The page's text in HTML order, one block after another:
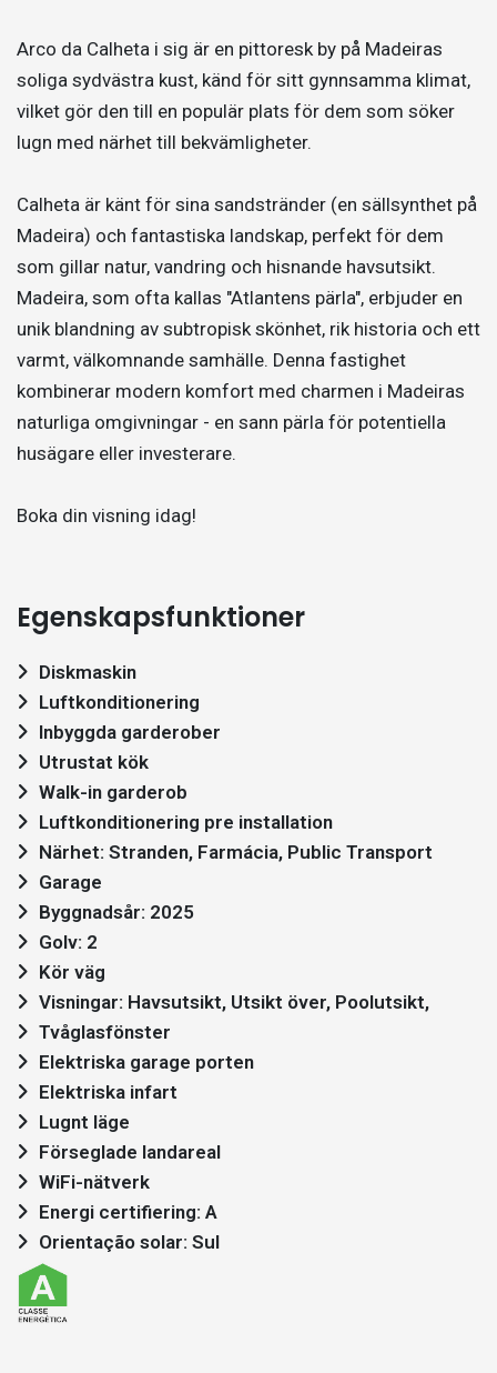
Arco da Calheta i sig är en pittoresk by på Madeiras
soliga sydvästra kust, känd för sitt gynnsamma klimat,
vilket gör den till en populär plats för dem som söker
lugn med närhet till bekvämligheter.
Calheta är känt för sina sandstränder (en sällsynthet på
Madeira) och fantastiska landskap, perfekt för dem
som gillar natur, vandring och hisnande havsutsikt.
Madeira, som ofta kallas "Atlantens pärla", erbjuder en
unik blandning av subtropisk skönhet, rik historia och ett
varmt, välkomnande samhälle. Denna fastighet
kombinerar modern komfort med charmen i Madeiras
naturliga omgivningar - en sann pärla för potentiella
husägare eller investerare.
Boka din visning idag!
Egenskapsfunktioner
Diskmaskin
Luftkonditionering
Inbyggda garderober
Utrustat kök
Walk-in garderob
Luftkonditionering pre installation
Närhet: Stranden, Farmácia, Public Transport
Garage
Byggnadsår: 2025
Golv: 2
Kör väg
Visningar: Havsutsikt, Utsikt över, Poolutsikt,
Tvåglasfönster
Elektriska garage porten
Elektriska infart
Lugnt läge
Förseglade landareal
WiFi-nätverk
Energi certifiering: A
Orientação solar: Sul